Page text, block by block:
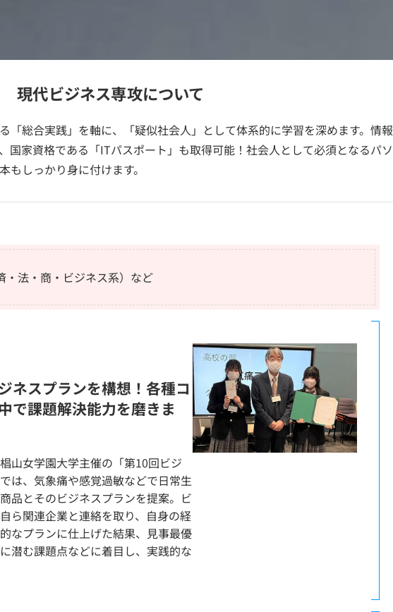
現代ビジネス専攻について
「総合実践」を軸に、「疑似社会人」として体系的に学習を深めます。情報
国家資格である「ITパスポート」も取得可能！社会人として必須となるパソ
もしっかり身に付けます。
・法・商・ビジネス系）など
ネスプランを構想！各種コ
で課題解決能力を磨きま
山女学園大学主催の「第10回ビジ
は、気象痛や感覚過敏などで日常生
品とそのビジネスプランを提案。ビ
ら関連企業と連絡を取り、自身の経
なプランに仕上げた結果、見事最優
潜む課題点などに着目し、実践的な